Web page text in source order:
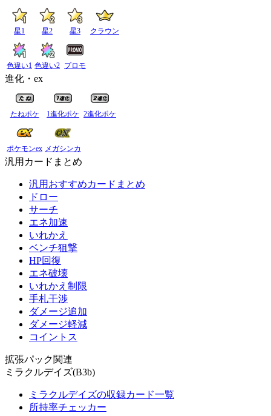
星1 星2 星3 クラウン
色違い1 色違い2 プロモ
進化・ex
たねポケ 1進化ポケ 2進化ポケ
ポケモンex メガシンカ
汎用カードまとめ
汎用おすすめカードまとめ
ドロー
サーチ
エネ加速
いれかえ
ベンチ狙撃
HP回復
エネ破壊
いれかえ制限
手札干渉
ダメージ追加
ダメージ軽減
コイントス
拡張パック関連
ミラクルデイズ(B3b)
ミラクルデイズの収録カード一覧
所持率チェッカー